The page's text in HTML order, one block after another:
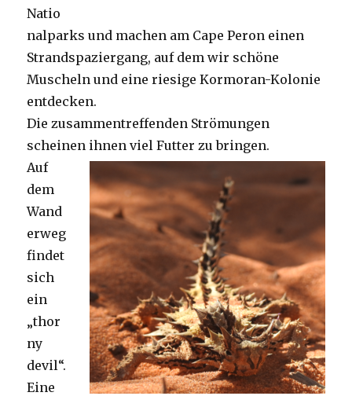
Natio
nalparks und machen am Cape Peron einen
Strandspaziergang, auf dem wir schöne
Muscheln und eine riesige Kormoran-Kolonie
entdecken.
Die zusammentreffenden Strömungen
scheinen ihnen viel Futter zu bringen.
Auf
dem
Wand
erweg
findet
sich
ein
„thor
ny
devil“.
Eine